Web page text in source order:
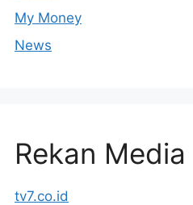
My Money
News
Rekan Media
tv7.co.id